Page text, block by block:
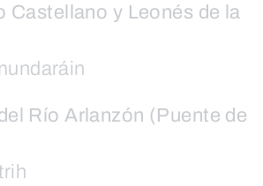
Castellano y Leonés de la
Río Arlanzón (Puente de